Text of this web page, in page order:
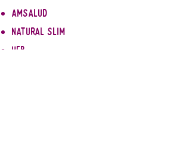
amsalud
natural slim
heb